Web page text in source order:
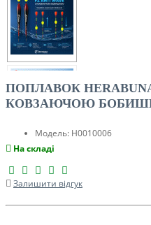
ПОПЛАВОК
КОВЗАЮЧОЮ
Модель: H0010006
На складі
Залишити відгук